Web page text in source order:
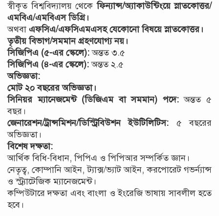
স্বীকৃত বিশ্ববিদ্যালয় থেকেফিন্যান্স/অ্যাকাউন্টিংয়ে স্নাতকোত্তর/
এমবিএ/এমবিএস ডিগ্রি।
অথবা এফসিএ/এফসিএমএসহ যেকোনো বিষয়ে স্নাতকোত্তর।
তৃতীয় বিভাগ/সমমান গ্রহণযোগ্য নয়।
সিজিপিএ (৫-এর স্কেলে):অন্তত ৩.৫
সিজিপিএ (৪-এর স্কেলে):অন্তত ২.৫
অভিজ্ঞতা:
মোট ২০ বছরের অভিজ্ঞতা।
সিনিয়র ম্যানেজমেন্ট (ডিজিএম বা সমমান) পদে:অন্তত ৫
বছর।
জেনারেশন/ট্রান্সমিশন/ডিস্ট্রিবিউশন ইউটিলিটিস: ৫ বছরের
অভিজ্ঞতা।
বিশেষ দক্ষতা:
আর্থিক বিধি-বিধান, পিপিএ ও পিপিআর সম্পর্কিত জ্ঞান।
নেতৃত্ব, কোম্পানি আইন, ট্যাক্স/ভ্যাট আইন, করপোরেট গভর্ন্যান্স
ও স্ট্র্যাটেজিক ম্যানেজমেন্ট।
কম্পিউটারে দক্ষতা এবং বাংলা ও ইংরেজি ভাষায় সাবলীল হতে
হবে।